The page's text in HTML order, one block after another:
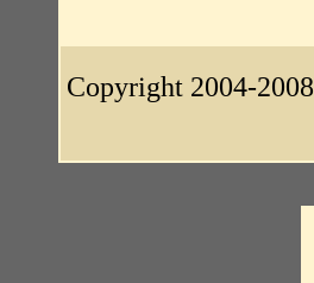
Copyright 2004-2008